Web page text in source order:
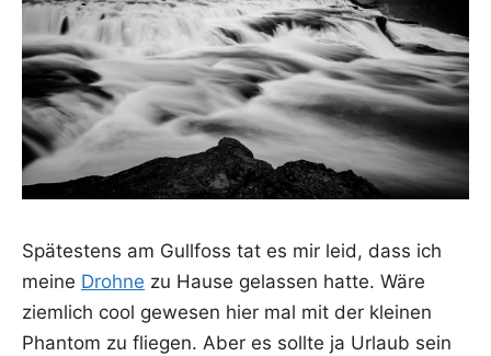
Spä­tes­tens am Gull­foss tat es mir leid, dass ich
mei­ne Droh­ne zu Hau­se gelas­sen hat­te. Wäre
ziem­lich cool gewe­sen hier mal mit der klei­nen
Phan­tom zu flie­gen. Aber es soll­te ja Urlaub sein